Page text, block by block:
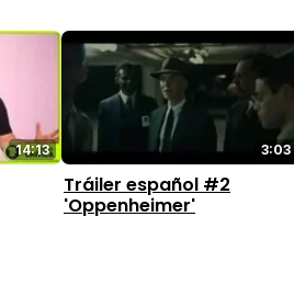
14:13 3:03
Tráiler español #2
'Oppenheimer'